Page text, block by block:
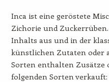
Inca ist eine geröstete
Zichorie und Zuckerrüben.
Inhalts aus und in der
künstlichen Zutaten oder
Sorten enthalten Zusätze
folgenden Sorten